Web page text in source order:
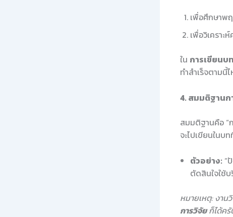
เพื่อศึกษาพ
เพื่อวิเคราะ
ใน การเขียนบ
ทำสำเร็จตามนี้
4. สมมติฐาน
สมมติฐานคือ “
จะไปเขียนในบ
ตัวอย่าง: “
ตัดสินใจใช้บ
หมายเหตุ: งา
การวิจัยก็ได้ค